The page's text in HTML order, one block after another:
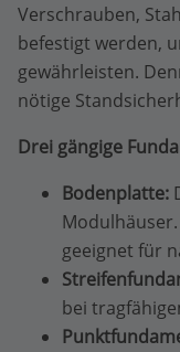
Verschrauben,
befestigt werden,
gewährleisten.
nötige
Drei gängige
Bodenplatte:
geeignet für
bei